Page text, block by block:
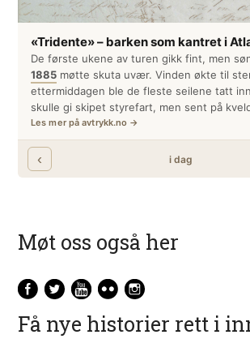
Møt oss også her
Få nye historier rett i